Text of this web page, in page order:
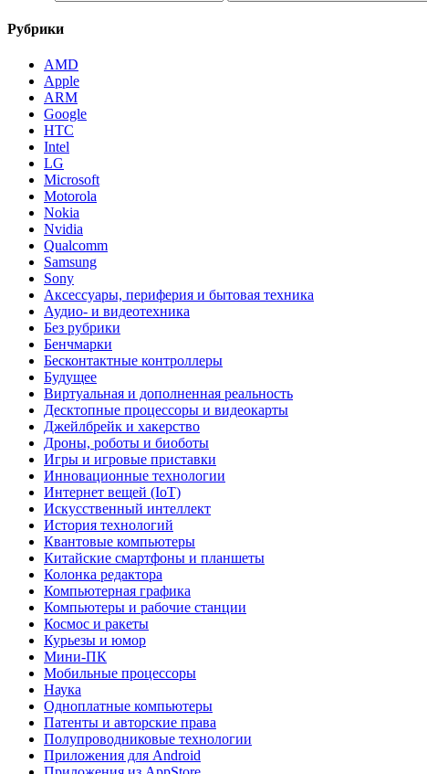
Рубрики
AMD
Apple
ARM
Google
HTC
Intel
LG
Microsoft
Motorola
Nokia
Nvidia
Qualcomm
Samsung
Sony
Аксессуары, периферия и бытовая техника
Аудио- и видеотехника
Без рубрики
Бенчмарки
Бесконтактные контроллеры
Будущее
Виртуальная и дополненная реальность
Десктопные процессоры и видеокарты
Джейлбрейк и хакерство
Дроны, роботы и биоботы
Игры и игровые приставки
Инновационные технологии
Интернет вещей (IoT)
Искусственный интеллект
История технологий
Квантовые компьютеры
Китайские смартфоны и планшеты
Колонка редактора
Компьютерная графика
Компьютеры и рабочие станции
Космос и ракеты
Курьезы и юмор
Мини-ПК
Мобильные процессоры
Наука
Одноплатные компьютеры
Патенты и авторские права
Полупроводниковые технологии
Приложения для Android